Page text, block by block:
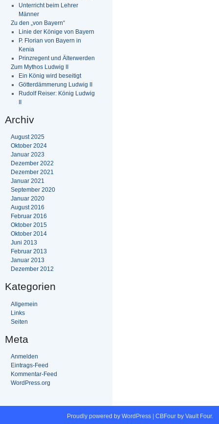
Unterricht beim Lehrer
Männer
Zu den „von Bayern“
Linie der Könige von Bayern
P. Florian von Bayern in
Kenia
Prinzregent und Älterwerden
Zum Mythos Ludwig II
Ein König wird beseitigt
Götterdämmerung Ludwig II
Rudolf Reiser: König Ludwig
II
Archiv
August 2025
Oktober 2024
Januar 2023
Dezember 2022
Dezember 2021
Januar 2021
September 2020
Januar 2020
August 2016
Februar 2016
Oktober 2015
Oktober 2014
Juni 2013
Februar 2013
Januar 2013
Dezember 2012
Kategorien
Allgemein
Links
Seiten
Meta
Anmelden
Eintrags-Feed
Kommentar-Feed
WordPress.org
Proudly powered by WordPress CBFour by Vault Four.